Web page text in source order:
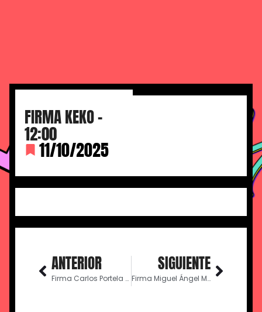
FIRMA KEKO –
12:00
11/10/2025
ANTERIOR
Firma Carlos Portela – 12:00
SIGUIENTE
Firma Miguel Ángel Martín – 12:00